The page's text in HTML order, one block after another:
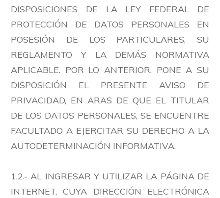
DISPOSICIONES DE LA LEY FEDERAL DE
PROTECCIÓN DE DATOS PERSONALES EN
POSESIÓN DE LOS PARTICULARES, SU
REGLAMENTO Y LA DEMÁS NORMATIVA
APLICABLE. POR LO ANTERIOR, PONE A SU
DISPOSICIÓN EL PRESENTE AVISO DE
PRIVACIDAD, EN ARAS DE QUE EL TITULAR
DE LOS DATOS PERSONALES, SE ENCUENTRE
FACULTADO A EJERCITAR SU DERECHO A LA
AUTODETERMINACIÓN INFORMATIVA.
1.2.- AL INGRESAR Y UTILIZAR LA PÁGINA DE
INTERNET, CUYA DIRECCIÓN ELECTRÓNICA